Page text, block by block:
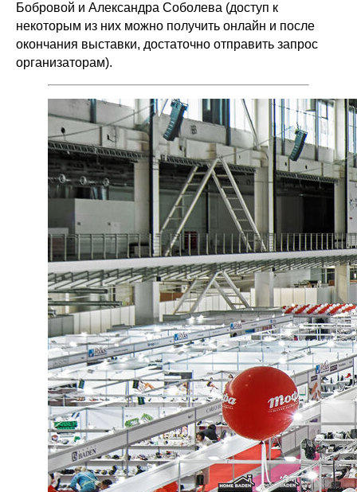
Бобровой и Александра Соболева (доступ к
некоторым из них можно получить онлайн и после
окончания выставки, достаточно отправить запрос
организаторам).